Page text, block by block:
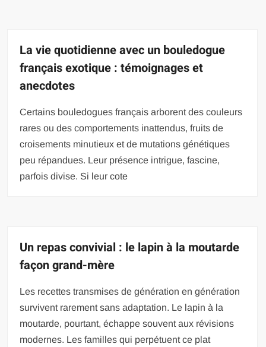
La vie quotidienne avec un bouledogue
français exotique : témoignages et
anecdotes
Certains bouledogues français arborent des couleurs
rares ou des comportements inattendus, fruits de
croisements minutieux et de mutations génétiques
peu répandues. Leur présence intrigue, fascine,
parfois divise. Si leur cote
Un repas convivial : le lapin à la moutarde
façon grand-mère
Les recettes transmises de génération en génération
survivent rarement sans adaptation. Le lapin à la
moutarde, pourtant, échappe souvent aux révisions
modernes. Les familles qui perpétuent ce plat